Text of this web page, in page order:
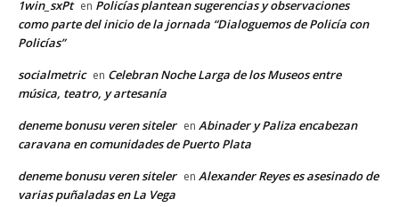
1win_sxPt en Policías plantean sugerencias y observaciones
como parte del inicio de la jornada “Dialoguemos de Policía con
Policías”
socialmetric en Celebran Noche Larga de los Museos entre
música, teatro, y artesanía
deneme bonusu veren siteler en Abinader y Paliza encabezan
caravana en comunidades de Puerto Plata
deneme bonusu veren siteler en Alexander Reyes es asesinado de
varias puñaladas en La Vega